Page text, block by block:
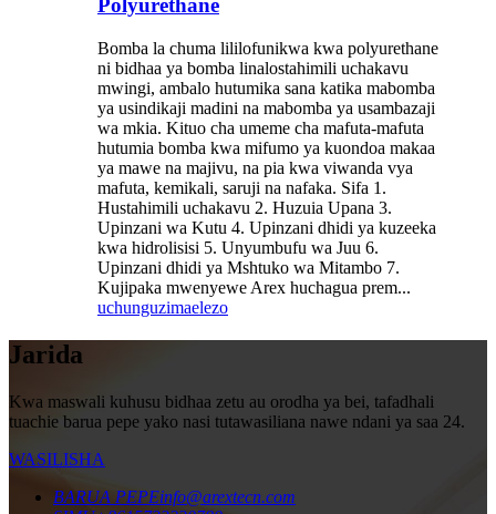
Polyurethane
Bomba la chuma lililofunikwa kwa polyurethane
ni bidhaa ya bomba linalostahimili uchakavu
mwingi, ambalo hutumika sana katika mabomba
ya usindikaji madini na mabomba ya usambazaji
wa mkia. Kituo cha umeme cha mafuta-mafuta
hutumia bomba kwa mifumo ya kuondoa makaa
ya mawe na majivu, na pia kwa viwanda vya
mafuta, kemikali, saruji na nafaka. Sifa 1.
Hustahimili uchakavu 2. Huzuia Upana 3.
Upinzani wa Kutu 4. Upinzani dhidi ya kuzeeka
kwa hidrolisisi 5. Unyumbufu wa Juu 6.
Upinzani dhidi ya Mshtuko wa Mitambo 7.
Kujipaka mwenyewe Arex huchagua prem...
uchunguzimaelezo
Jarida
Kwa maswali kuhusu bidhaa zetu au orodha ya bei, tafadhali
tuachie barua pepe yako nasi tutawasiliana nawe ndani ya saa 24.
WASILISHA
BARUA PEPEinfo@arextecn.com